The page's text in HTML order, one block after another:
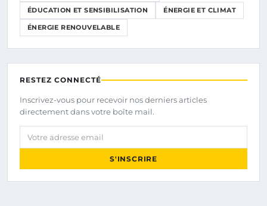
ÉDUCATION ET SENSIBILISATION ÉNERGIE ET CLIMAT
ÉNERGIE RENOUVELABLE
RESTEZ CONNECTÉ
Inscrivez-vous pour recevoir nos derniers articles
directement dans votre boîte mail.
Votre adresse email
S'INSCRIRE